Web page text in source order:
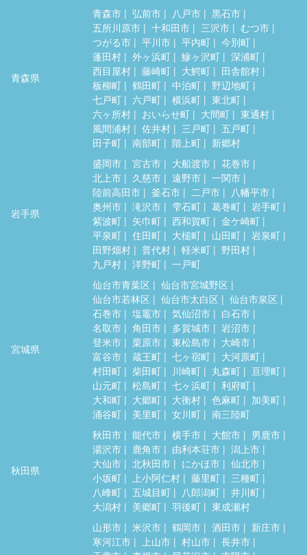
青森県
青森市 弘前市 八戸市
黒石市
五所川原市
十和田市 三沢市
むつ市
つがる市
平川市 平内町
今別町
蓬田村
外ヶ浜町 鰺ヶ沢町
深浦町
西目屋村
藤崎町 大鰐町
田舎館村
板柳町
鶴田町 中泊町
野辺地町
七戸町
六戸町 横浜町
東北町
六ヶ所村
おいらせ町 大間町
東通村
風間浦村
佐井村 三戸町
五戸町
田子町
南部町 階上町 新郷村
岩手県
盛岡市 宮古市 大船渡市
花巻市
北上市
久慈市 遠野市
一関市
陸前高田市
釜石市 二戸市
八幡平市
奥州市
滝沢市 雫石町 葛巻町
岩手町
紫波町
矢巾町 西和賀町
金ケ崎町
平泉町
住田町 大槌町 山田町
岩泉町
田野畑村
普代村 軽米町
野田村
九戸村
洋野町 一戸町
宮城県
仙台市青葉区
仙台市宮城野区
仙台市若林区
仙台市太白区
仙台市泉区
石巻市
塩竈市 気仙沼市
白石市
名取市
角田市 多賀城市
岩沼市
登米市
栗原市 東松島市
大崎市
富谷市
蔵王町 七ヶ宿町
大河原町
村田町
柴田町 川崎町 丸森町
亘理町
山元町
松島町 七ヶ浜町
利府町
大和町
大郷町 大衡村 色麻町
加美町
涌谷町
美里町 女川町 南三陸町
秋田県
秋田市 能代市 横手市 大館市
男鹿市
湯沢市
鹿角市 由利本荘市
潟上市
大仙市
北秋田市 にかほ市
仙北市
小坂町
上小阿仁村 藤里町
三種町
八峰町
五城目町 八郎潟町
井川町
大潟村
美郷町 羽後町 東成瀬村
山形市 米沢市 鶴岡市 酒田市
新庄市
寒河江市
上山市 村山市
長井市